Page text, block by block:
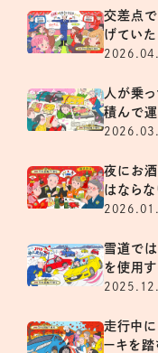
交差点
げていた
人が乗
積んで
夜にお
はなら
雪道では
を使用
走行中に
ーキを